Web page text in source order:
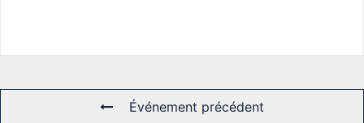
Événement précédent